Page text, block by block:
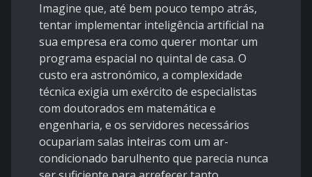
Imagine que, até bem pouco tempo atrás,
tentar implementar inteligência artificial na
sua empresa era como querer montar um
programa espacial no quintal de casa. O
custo era astronómico, a complexidade
técnica exigia um exército de especialistas
com doutorados em matemática e
engenharia, e os servidores necessários
ocupariam salas inteiras com um ar-
condicionado barulhento que parecia nunca